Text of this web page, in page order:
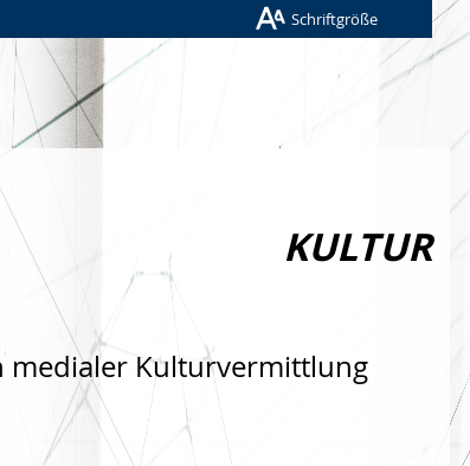
Schriftgröße
KULTUR
medialer Kulturvermittlung